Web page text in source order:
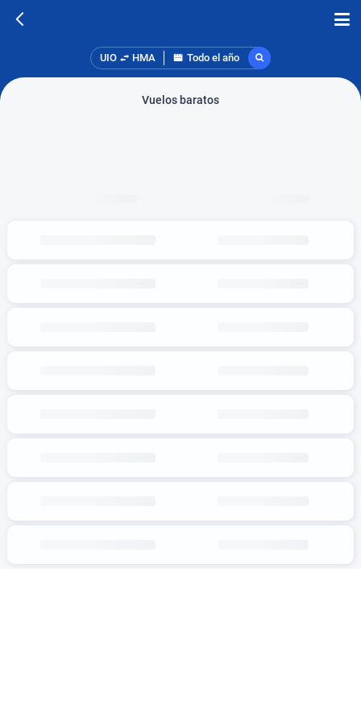
UIO HMA Todo el año
Vuelos baratos